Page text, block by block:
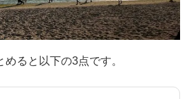
ると以下の3点です。